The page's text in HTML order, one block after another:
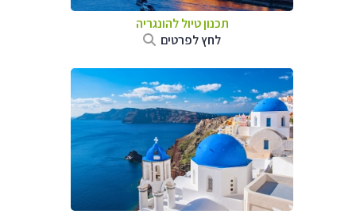
תכנון טיול להונגריה
לחץ לפרטים